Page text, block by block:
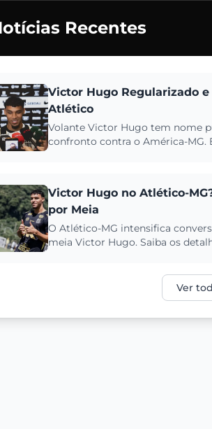
Recentes
Victor Hugo Regularizado
Atlético
Volante Victor Hugo tem nome
confronto contra o América-MG.
Victor Hugo no Atlético-
por Meia
O Atlético-MG intensifica
meia Victor Hugo. Saiba os
Ver